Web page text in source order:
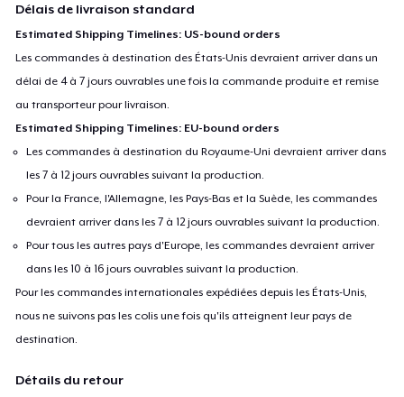
Délais de livraison standard
Estimated Shipping Timelines: US-bound orders
Les commandes à destination des États-Unis devraient arriver dans un
délai de 4 à 7 jours ouvrables une fois la commande produite et remise
au transporteur pour livraison.
Estimated Shipping Timelines: EU-bound orders
Les commandes à destination du Royaume-Uni devraient arriver dans
les 7 à 12 jours ouvrables suivant la production.
Pour la France, l'Allemagne, les Pays-Bas et la Suède, les commandes
devraient arriver dans les 7 à 12 jours ouvrables suivant la production.
Pour tous les autres pays d'Europe, les commandes devraient arriver
dans les 10 à 16 jours ouvrables suivant la production.
Pour les commandes internationales expédiées depuis les États-Unis,
nous ne suivons pas les colis une fois qu'ils atteignent leur pays de
destination.
Détails du retour